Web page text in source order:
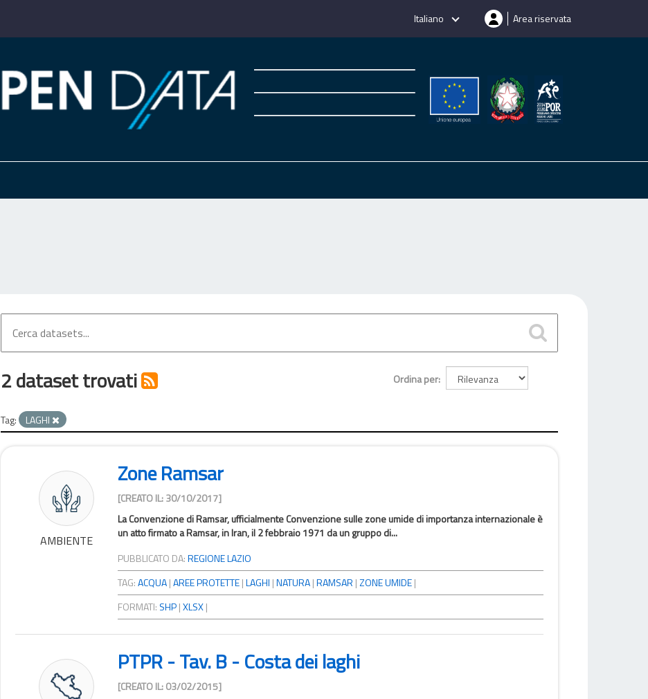
Italiano Area riservata
Ordina per
2 dataset trovati
Tag: LAGHI
AMBIENTE
Zone Ramsar
[CREATO IL: 30/10/2017]
La Convenzione di Ramsar, ufficialmente Convenzione sulle zone umide di importanza internazionale è
un atto firmato a Ramsar, in Iran, il 2 febbraio 1971 da un gruppo di...
PUBBLICATO DA:REGIONE LAZIO
TAG:ACQUA |AREE PROTETTE |LAGHI |NATURA |RAMSAR |ZONE UMIDE |
FORMATI: SHP |XLSX |
PTPR - Tav. B - Costa dei laghi
[CREATO IL: 03/02/2015]